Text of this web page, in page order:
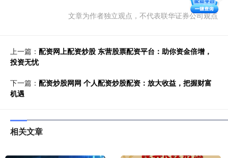
文章为作者独立观点，不代表联华证券公司观点
上一篇： 配资网上配资炒股 东营股票配资平台：助你资金倍增，
投资无忧
下一篇： 配资炒股网网 个人配资炒股配资：放大收益，把握财富
机遇
相关文章